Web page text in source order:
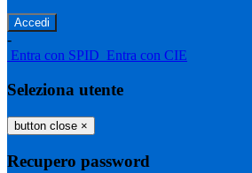
-
Entra con SPID Entra con CIE
Seleziona utente
button close ×
Recupero password